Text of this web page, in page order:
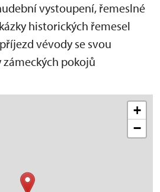
vystoupení, řemeslné
historických řemesel
vévody se svou
pokojů
+
−